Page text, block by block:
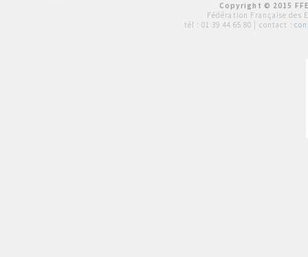
Copyright © 2015
Fédération Française des
tél : 01 39 44 65 80 | contact :